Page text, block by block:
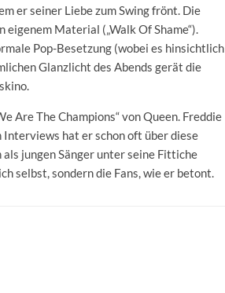
er seiner Liebe zum Swing frönt. Die
eigenem Material („Walk Of Shame“).
Pop-Besetzung (wobei es hinsichtlich
Glanzlicht des Abends gerät die
Are The Champions“ von Queen. Freddie
Interviews hat er schon oft über diese
jungen Sänger unter seine Fittiche
selbst, sondern die Fans, wie er betont.